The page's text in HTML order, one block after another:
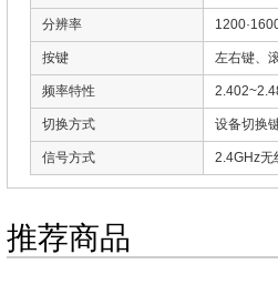
分辨率
按键 左右键、
频率特性
切换方式 设备切换
信号方式 2.4GHz无
推荐商品